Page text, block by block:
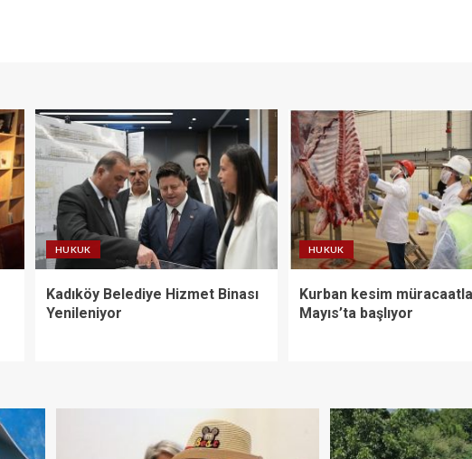
HUKUK
Kadıköy Belediye Hizmet Binası
Yenileniyor
HUKUK
Kurban kesim
Mayıs’ta başlıyor